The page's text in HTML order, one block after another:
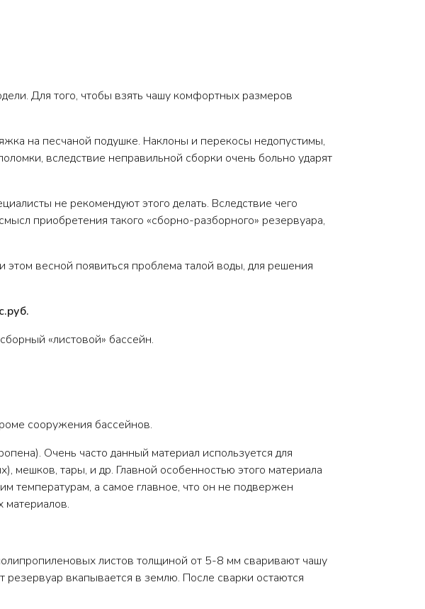
Для того, чтобы взять чашу комфортных размеров
на песчаной подушке. Наклоны и перекосы недопустимы,
вследствие неправильной сборки очень больно ударят
не рекомендуют этого делать. Вследствие чего
приобретения такого «сборно-разборного» резервуара,
этом весной появиться проблема талой воды, для решения
«листовой» бассейн.
сооружения бассейнов.
Очень часто данный материал используется для
мешков, тары, и др. Главной особенностью этого материала
температурам, а самое главное, что он не подвержен
материалов.
листов толщиной от 5-8 мм сваривают чашу
вкапывается в землю. После сварки остаются